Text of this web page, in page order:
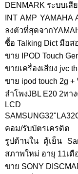
DENMARK ระบบเสี
INT AMP
ลงตัวที่สุดจาก
ซื้อ Talking Dict มือส
ขาย IPOD Touch
ขายเครื่องเสียง jvc
ขาย ipod touch 2g
ลำโพงJBL E20 2ท
LCD
คอม/รับบัตรเครดิต
รูปด้านใน ตู้เย็น
สภาพใหม่ อายุ 11เดื
ขาย SONY